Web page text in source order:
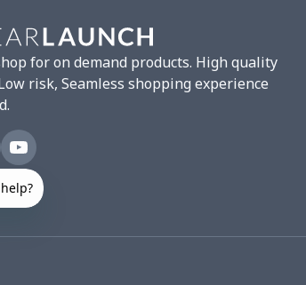
for on demand products. High quality
risk, Seamless shopping experience